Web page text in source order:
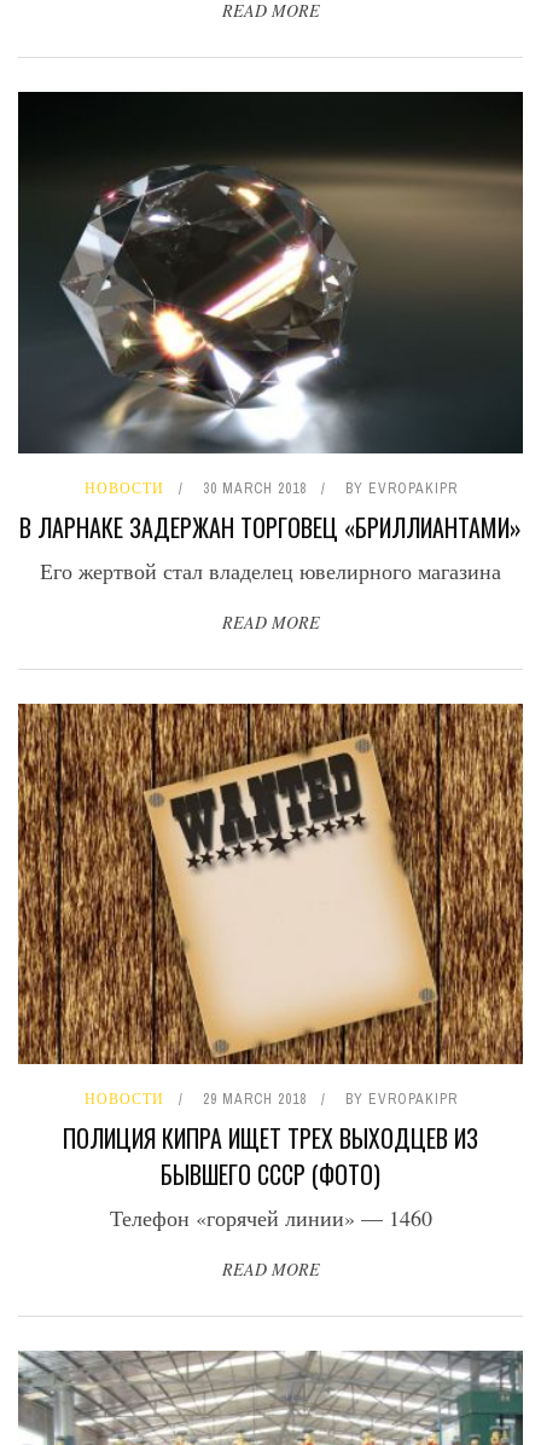
READ MORE
НОВОСТИ 30 MARCH 2018 BY EVROPAKIPR
В ЛАРНАКЕ ЗАДЕРЖАН ТОРГОВЕЦ «БРИЛЛИАНТАМИ»
Его жертвой стал владелец ювелирного магазина
READ MORE
НОВОСТИ 29 MARCH 2018 BY EVROPAKIPR
ПОЛИЦИЯ КИПРА ИЩЕТ ТРЕХ ВЫХОДЦЕВ ИЗ
БЫВШЕГО СССР (ФОТО)
Телефон «горячей линии» — 1460
READ MORE